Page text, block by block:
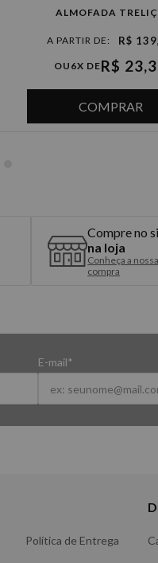
ALMOFADA
R$
OU 6X DER$
COMPRAR
Compre no
na loja
Conheça a
compra
E-mail*
Política de Entrega